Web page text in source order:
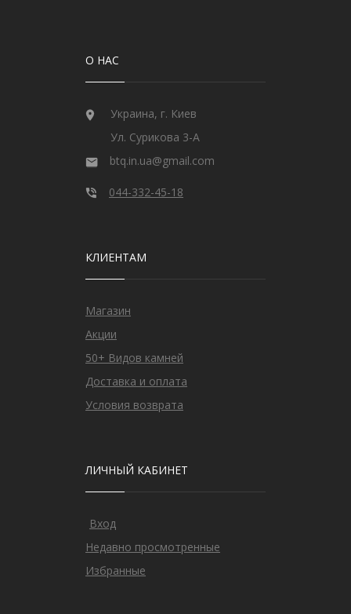
О НАС
Украина, г. Киев
Ул. Сурикова 3-А
btq.in.ua@gmail.com
044-332-45-18
КЛИЕНТАМ
Магазин
Акции
50+ Видов камней
Доставка и оплата
Условия возврата
ЛИЧНЫЙ КАБИНЕТ
Вход
Недавно просмотренные
Избранные